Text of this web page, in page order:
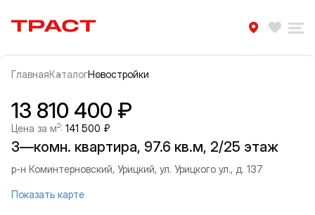
Траст | Служба недвижимости
ГлавнаяКаталогНовостройки
Информация об объекте
Галерея
13 810 400 ₽
Цена за м2: 141 500 ₽
3—комн. квартира, 97.6 кв.м, 2/25 этаж
р-н Коминтерновский, Урицкий, ул. Урицкого ул., д. 137
Показать карте